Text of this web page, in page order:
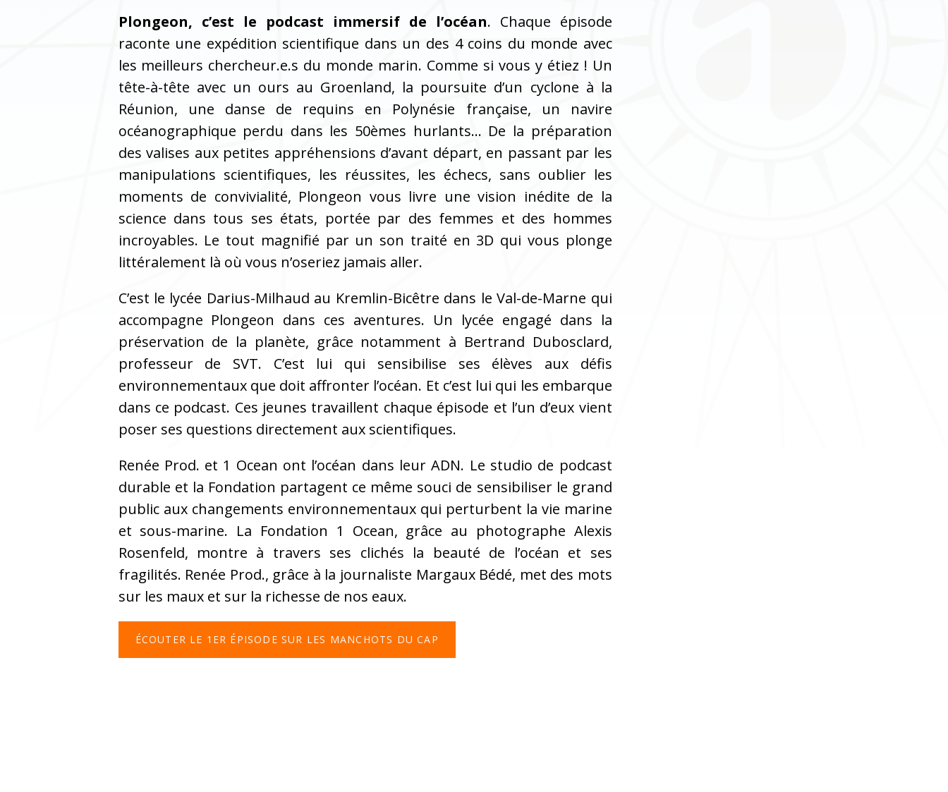
Plongeon, c’est le podcast immersif de l’océan. Chaque épisode
raconte une expédition scientifique dans un des 4 coins du monde avec
les meilleurs chercheur.e.s du monde marin. Comme si vous y étiez ! Un
tête-à-tête avec un ours au Groenland, la poursuite d’un cyclone à la
Réunion, une danse de requins en Polynésie française, un navire
océanographique perdu dans les 50èmes hurlants… De la préparation
des valises aux petites appréhensions d’avant départ, en passant par les
manipulations scientifiques, les réussites, les échecs, sans oublier les
moments de convivialité, Plongeon vous livre une vision inédite de la
science dans tous ses états, portée par des femmes et des hommes
incroyables. Le tout magnifié par un son traité en 3D qui vous plonge
littéralement là où vous n’oseriez jamais aller.
C’est le lycée Darius-Milhaud au Kremlin-Bicêtre dans le Val-de-Marne qui
accompagne Plongeon dans ces aventures. Un lycée engagé dans la
préservation de la planète, grâce notamment à Bertrand Dubosclard,
professeur de SVT. C’est lui qui sensibilise ses élèves aux défis
environnementaux que doit affronter l’océan. Et c’est lui qui les embarque
dans ce podcast. Ces jeunes travaillent chaque épisode et l’un d’eux vient
poser ses questions directement aux scientifiques.
Renée Prod. et 1 Ocean ont l’océan dans leur ADN. Le studio de podcast
durable et la Fondation partagent ce même souci de sensibiliser le grand
public aux changements environnementaux qui perturbent la vie marine
et sous-marine. La Fondation 1 Ocean, grâce au photographe Alexis
Rosenfeld, montre à travers ses clichés la beauté de l’océan et ses
fragilités. Renée Prod., grâce à la journaliste Margaux Bédé, met des mots
sur les maux et sur la richesse de nos eaux.
ÉCOUTER LE 1ER ÉPISODE SUR LES MANCHOTS DU CAP